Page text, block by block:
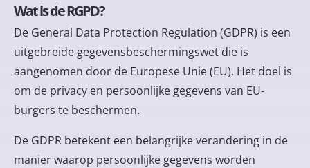
Wat is de RGPD?
De General Data Protection Regulation (GDPR) is een
uitgebreide gegevensbeschermingswet die is
aangenomen door de Europese Unie (EU). Het doel is
om de privacy en persoonlijke gegevens van EU-
burgers te beschermen.
De GDPR betekent een belangrijke verandering in de
manier waarop persoonlijke gegevens worden